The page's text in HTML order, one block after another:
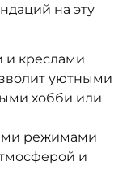
на эту
и креслами
уютными
хобби или
режимами
и